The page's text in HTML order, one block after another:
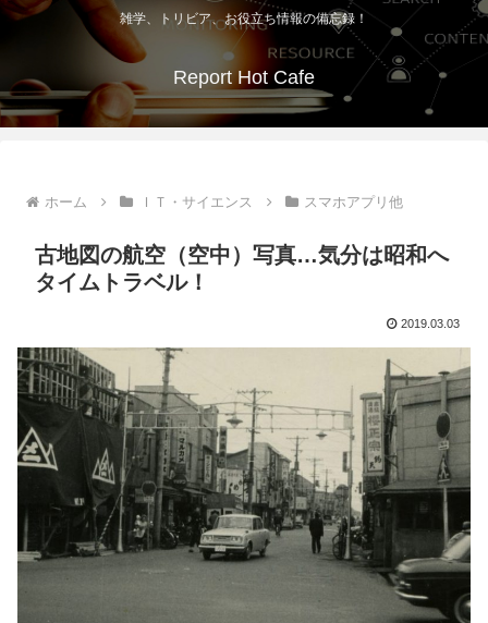
雑学、トリビア、お役立ち情報の備忘録！
Report Hot Cafe
ホーム ＩＴ・サイエンス スマホアプリ他
古地図の航空（空中）写真…気分は昭和へ
タイムトラベル！
2019.03.03